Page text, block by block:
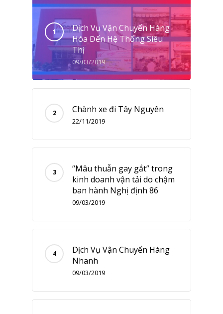
Dịch Vụ Vận Chuyển Hàng
Hóa Đến Hệ Thống Siêu
Thị
09/03/2019
Chành xe đi Tây Nguyên
22/11/2019
“Mâu thuẫn gay gắt” trong
kinh doanh vận tải do chậm
ban hành Nghị định 86
09/03/2019
Dịch Vụ Vận Chuyển Hàng
Nhanh
09/03/2019